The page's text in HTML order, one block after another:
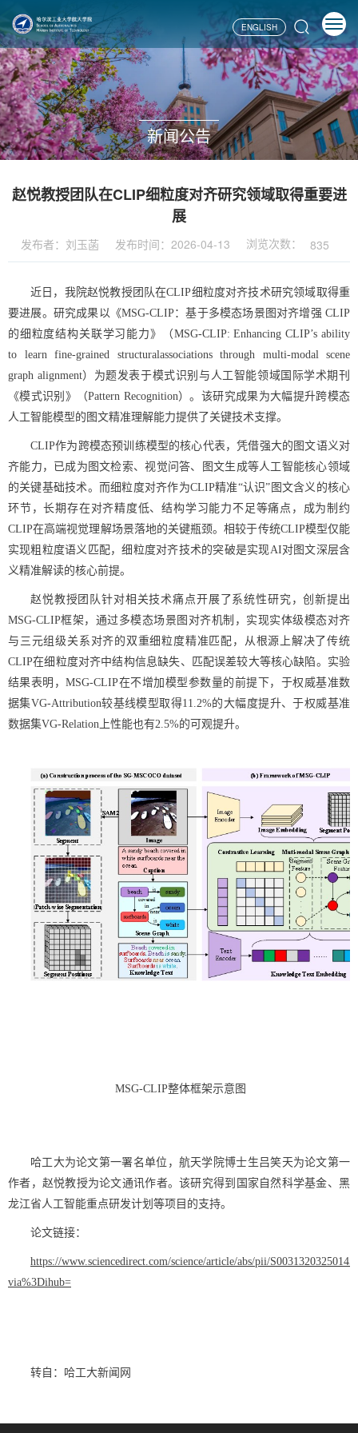
ENGLISH
新闻公告
赵悦教授团队在CLIP细粒度对齐研究领域取得重要进
展
发布者：刘玉菡 发布时间：2026-04-13 浏览次数： 835
近日，我院赵悦教授团队在CLIP细粒度对齐技术研究领域取得重
要进展。研究成果以《MSG-CLIP：基于多模态场景图对齐增强 CLIP
的细粒度结构关联学习能力》（MSG-CLIP: Enhancing CLIP’s ability
to learn fine-grained structuralassociations through multi-modal scene
graph alignment）为题发表于模式识别与人工智能领域国际学术期刊
《模式识别》（Pattern Recognition）。该研究成果为大幅提升跨模态
人工智能模型的图文精准理解能力提供了关键技术支撑。
CLIP作为跨模态预训练模型的核心代表，凭借强大的图文语义对
齐能力，已成为图文检索、视觉问答、图文生成等人工智能核心领域
的关键基础技术。而细粒度对齐作为CLIP精准“认识”图文含义的核心
环节，长期存在对齐精度低、结构学习能力不足等痛点，成为制约
CLIP在高端视觉理解场景落地的关键瓶颈。相较于传统CLIP模型仅能
实现粗粒度语义匹配，细粒度对齐技术的突破是实现AI对图文深层含
义精准解读的核心前提。
赵悦教授团队针对相关技术痛点开展了系统性研究，创新提出
MSG-CLIP框架，通过多模态场景图对齐机制，实现实体级模态对齐
与三元组级关系对齐的双重细粒度精准匹配，从根源上解决了传统
CLIP在细粒度对齐中结构信息缺失、匹配误差较大等核心缺陷。实验
结果表明，MSG-CLIP在不增加模型参数量的前提下，于权威基准数
据集VG-Attribution较基线模型取得11.2%的大幅度提升、于权威基准
数据集VG-Relation上性能也有2.5%的可观提升。
MSG-CLIP整体框架示意图
哈工大为论文第一署名单位，航天学院博士生吕笑天为论文第一
作者，赵悦教授为论文通讯作者。该研究得到国家自然科学基金、黑
龙江省人工智能重点研发计划等项目的支持。
论文链接：
https://www.sciencedirect.com/science/article/abs/pii/
via%3Dihub=
转自：哈工大新闻网